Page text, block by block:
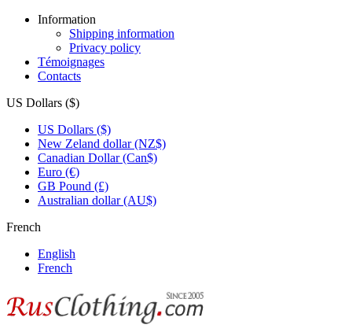
Information
Shipping information
Privacy policy
Témoignages
Contacts
US Dollars ($)
US Dollars ($)
New Zeland dollar (NZ$)
Canadian Dollar (Can$)
Euro (€)
GB Pound (£)
Australian dollar (AU$)
French
English
French